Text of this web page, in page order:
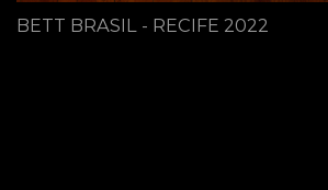
BETT BRASIL - RECIFE 2022